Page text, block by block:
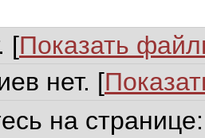
[Показать
нет. [
на